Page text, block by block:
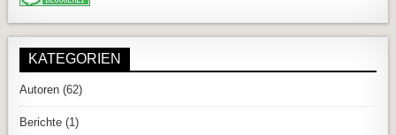
KATEGORIEN
Autoren (62)
Berichte (1)